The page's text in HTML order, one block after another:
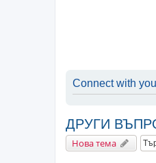
Connect with
ДРУГИ
Нова тема